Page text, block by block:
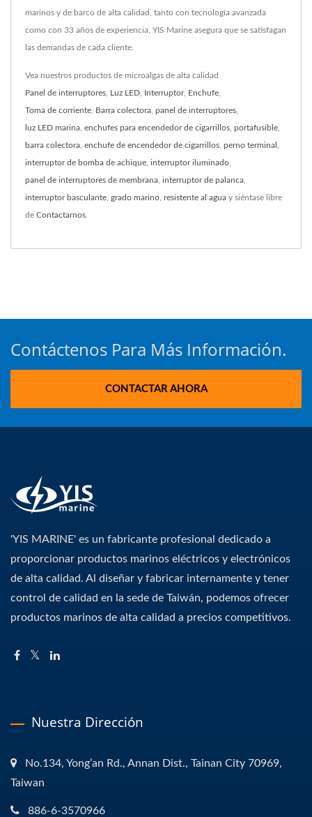
marinos y de barco de alta calidad, tanto con tecnología avanzada
como con 33 años de experiencia, YIS Marine asegura que se satisfagan
las demandas de cada cliente.
Vea nuestros productos de microalgas de alta calidad
Panel de interruptores Luz LED Interruptor, Enchufe
Toma de corriente Barra colectora panel de interruptores
luz LED marina enchufes para encendedor de cigarrillos portafusible
barra colectora enchufe de encendedor de cigarrillos perno terminal
interruptor de bomba de achique interruptor iluminado
panel de interruptores de membrana interruptor de palanca
interruptor basculante grado marino resistente al agua y siéntase libre
de Contactarnos
Contáctenos Para Más Información.
CONTACTAR AHORA
'YIS MARINE' es un fabricante profesional dedicado a
proporcionar productos marinos eléctricos y electrónicos
de alta calidad. Al diseñar y fabricar internamente y tener
control de calidad en la sede de Taiwán, podemos ofrecer
productos marinos de alta calidad a precios competitivos.
Nuestra Dirección
No.134, Yong’an Rd., Annan Dist., Tainan City 70969,
Taiwan
886-6-3570966